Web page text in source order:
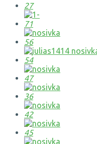
27
71
56
54
47
36
42
45